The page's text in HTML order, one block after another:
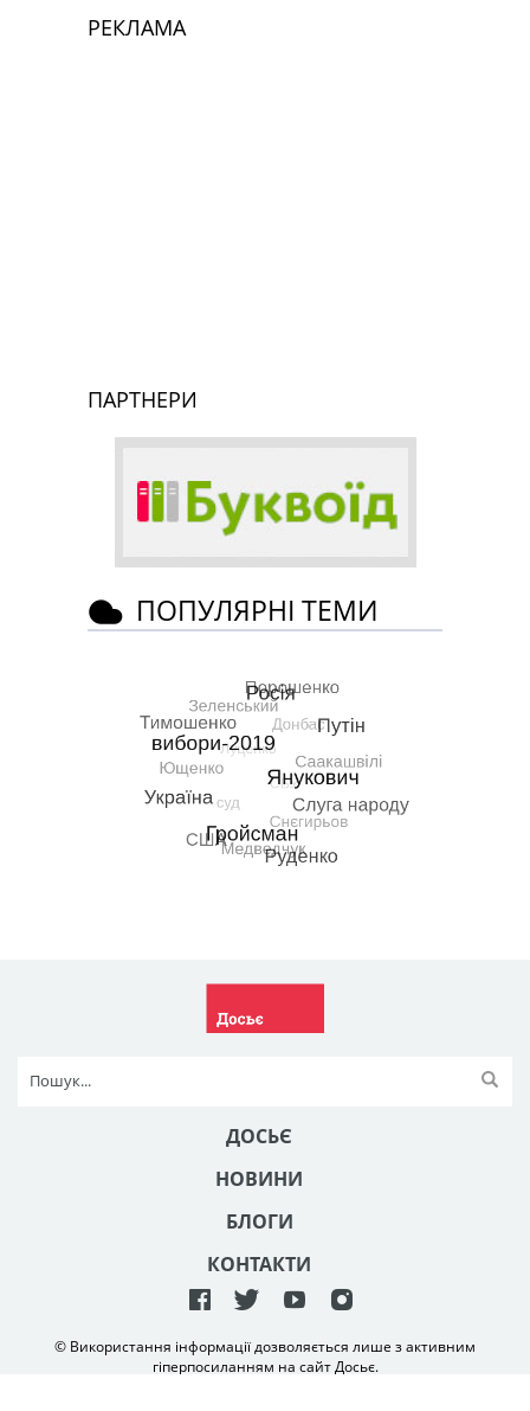
РЕКЛАМА
ПАРТНЕРИ
ПОПУЛЯРНІ ТЕМИ
ДОСЬЄ
НОВИНИ
БЛОГИ
КОНТАКТИ
© Використання інформації дозволяється лише з активним
гіперпосиланням на сайт Досьє.